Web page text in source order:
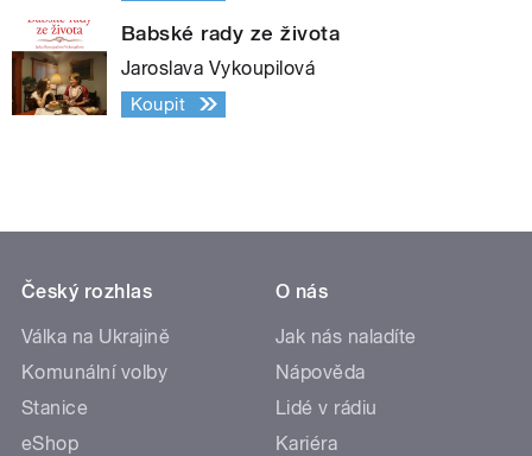
Babské rady ze života
Jaroslava Vykoupilová
Koupit
Český rozhlas
Válka na Ukrajině
Komunální volby
Stanice
eShop
O nás
Jak nás naladíte
Nápověda
Lidé v rádiu
Kariéra